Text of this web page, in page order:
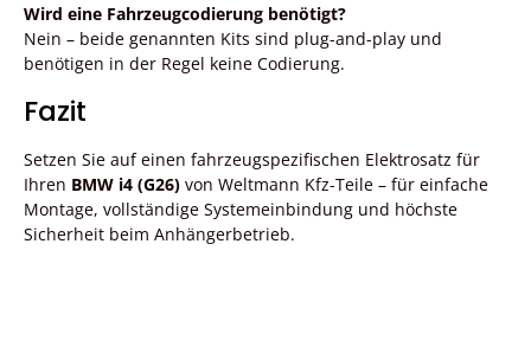
Wird eine Fahrzeugcodierung benötigt?
Nein – beide genannten Kits sind plug-and-play und
benötigen in der Regel keine Codierung.
Fazit
Setzen Sie auf einen fahrzeugspezifischen Elektrosatz für
Ihren BMW i4 (G26) von Weltmann Kfz-Teile – für einfache
Montage, vollständige Systemeinbindung und höchste
Sicherheit beim Anhängerbetrieb.